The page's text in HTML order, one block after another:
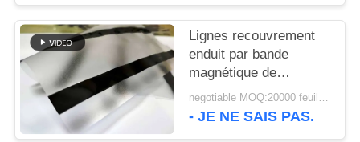
Lignes recouvrement
enduit par bande
magnétique de
Peelable 300oe 5
negotiable MOQ:20000 feuilles
- JE NE SAIS PAS.